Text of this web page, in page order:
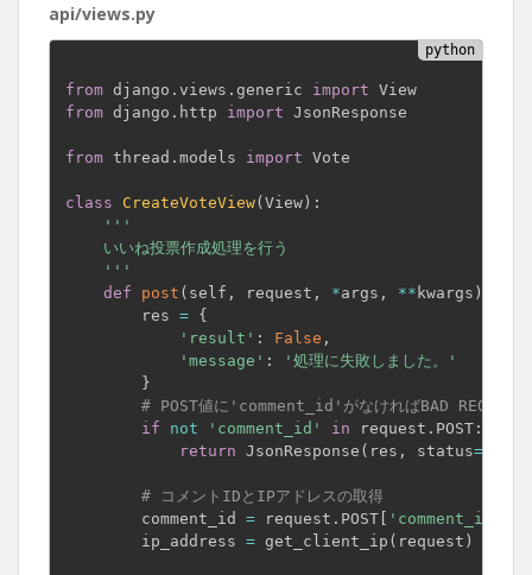
api/views.py
from django . views . generic import
from django . http import JsonResponse
from thread . models import Vote
class CreateVoteView( View ) :
'''
    いいね投票作成処理を行う
    '''
def
post ( self , request , *args , ** kwargs )
        res
= {
'result' : False ,
'message' :
'処理に失敗しました。'
}
# POST値に'comment_id'がなければBAD REQUEST
if
not 'comment_id' in request . POST :
return JsonResponse ( res , status=
# コメントIDとIPアドレスの取得
        comment_id
= request . POST 'comment_id'
        ip_address
= get_client_ip ( request )